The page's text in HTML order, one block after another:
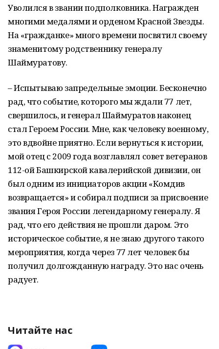
Уволился в звании подполковника. Награжден
многими медалями и орденом Красной Звезды.
На «гражданке» много времени посвятил своему
знаменитому родственнику генералу
Шаймуратову.
– Испытываю запредельные эмоции. Бесконечно
рад, что событие, которого мы ждали 77 лет,
свершилось, и генерал Шаймуратов наконец
стал Героем России. Мне, как человеку военному,
это вдвойне приятно. Если вернуться к истории,
мой отец с 2009 года возглавлял совет ветеранов
112-ой Башкирской кавалерийской дивизии, он
был одним из инициаторов акции «Комдив
возвращается» и собирал подписи за присвоение
звания Героя России легендарному генералу. Я
рад, что его действия не прошли даром. Это
историческое событие, я не знаю другого такого
мероприятия, когда через 77 лет человек бы
получил долгожданную награду. Это нас очень
радует.
Читайте нас